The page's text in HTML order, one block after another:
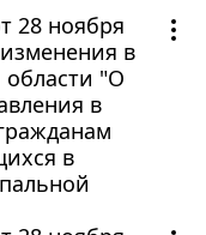
28 ноября
в
области "О
в
в